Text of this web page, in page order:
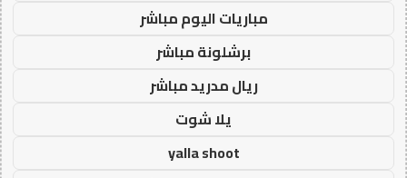
مباريات اليوم مباشر
برشلونة مباشر
ريال مدريد مباشر
يلا شوت
yalla shoot